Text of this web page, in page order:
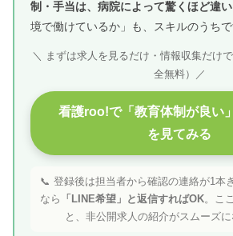
制・手当は、病院によって驚くほど違
境で働けているか」も、スキルのうちで
＼ まずは求人を見るだけ・情報収集だけ
全無料）／
看護roo!で「教育体制が良い
を見てみる
📞 登録後は担当者から確認の連絡が1本
なら
「LINE希望」と返信すればOK。こ
と、非公開求人の紹介がスムーズに